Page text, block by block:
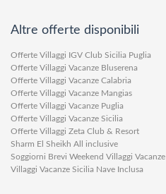
Altre offerte disponibili
Offerte Villaggi IGV Club Sicilia Puglia
Offerte Villaggi Vacanze Bluserena
Offerte Villaggi Vacanze Calabria
Offerte Villaggi Vacanze Mangias
Offerte Villaggi Vacanze Puglia
Offerte Villaggi Vacanze Sicilia
Offerte Villaggi Zeta Club & Resort
Sharm El Sheikh All inclusive
Soggiorni Brevi Weekend Villaggi Vacanze
Villaggi Vacanze Sicilia Nave Inclusa